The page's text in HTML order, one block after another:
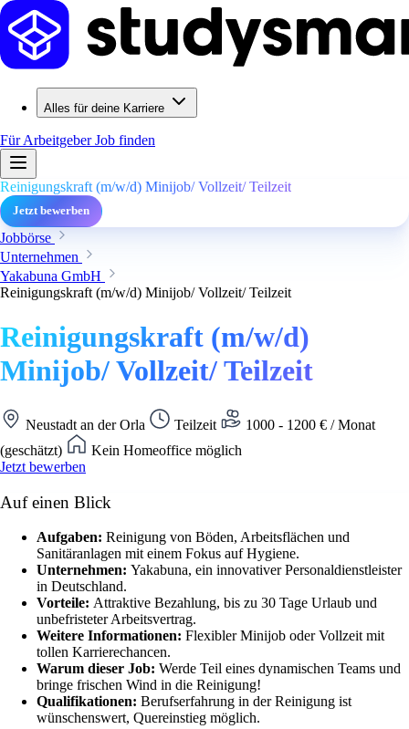
Alles für deine Karriere
Für ArbeitgeberJob finden
Reinigungskraft (m/w/d) Minijob/ Vollzeit/ Teilzeit
Jetzt bewerben
Jobbörse
Unternehmen
Yakabuna GmbH
Reinigungskraft (m/w/d) Minijob/ Vollzeit/ Teilzeit
Reinigungskraft (m/w/d)
Minijob/ Vollzeit/ Teilzeit
Neustadt an der Orla Teilzeit
1000 - 1200 € / Monat
(geschätzt)
Kein Homeoffice möglich
Jetzt bewerben
Auf einen Blick
Aufgaben: Reinigung von Böden, Arbeitsflächen und
Sanitäranlagen mit einem Fokus auf Hygiene.
Unternehmen: Yakabuna, ein innovativer Personaldienstleister
in Deutschland.
Vorteile: Attraktive Bezahlung, bis zu 30 Tage Urlaub und
unbefristeter Arbeitsvertrag.
Weitere Informationen: Flexibler Minijob oder Vollzeit mit
tollen Karrierechancen.
Warum dieser Job: Werde Teil eines dynamischen Teams und
bringe frischen Wind in die Reinigung!
Qualifikationen: Berufserfahrung in der Reinigung ist
wünschenswert, Quereinstieg möglich.